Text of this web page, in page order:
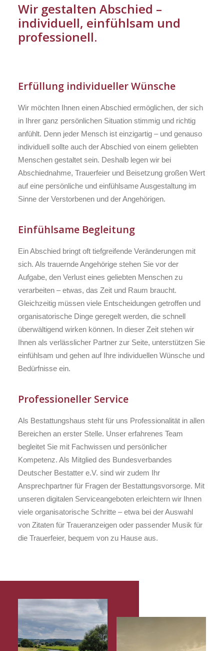
Wir gestalten Abschied –
individuell, einfühlsam und
professionell.
Erfüllung individueller Wünsche
Wir möchten Ihnen einen Abschied ermöglichen, der sich
in Ihrer ganz persönlichen Situation stimmig und richtig
anfühlt. Denn jeder Mensch ist einzigartig – und genauso
individuell sollte auch der Abschied von einem geliebten
Menschen gestaltet sein. Deshalb legen wir bei
Abschiednahme, Trauerfeier und Beisetzung großen Wert
auf eine persönliche und einfühlsame Ausgestaltung im
Sinne der Verstorbenen und der Angehörigen.
Einfühlsame Begleitung
Ein Abschied bringt oft tiefgreifende Veränderungen mit
sich. Als trauernde Angehörige stehen Sie vor der
Aufgabe, den Verlust eines geliebten Menschen zu
verarbeiten – etwas, das Zeit und Raum braucht.
Gleichzeitig müssen viele Entscheidungen getroffen und
organisatorische Dinge geregelt werden, die schnell
überwältigend wirken können. In dieser Zeit stehen wir
Ihnen als verlässlicher Partner zur Seite, unterstützen Sie
einfühlsam und gehen auf Ihre individuellen Wünsche und
Bedürfnisse ein.
Professioneller Service
Als Bestattungshaus steht für uns Professionalität in allen
Bereichen an erster Stelle. Unser erfahrenes Team
begleitet Sie mit Fachwissen und persönlicher
Kompetenz. Als Mitglied des Bundesverbandes
Deutscher Bestatter e.V. sind wir zudem Ihr
Ansprechpartner für Fragen der Bestattungsvorsorge. Mit
unseren digitalen Serviceangeboten erleichtern wir Ihnen
viele organisatorische Schritte – etwa bei der Auswahl
von Zitaten für Traueranzeigen oder passender Musik für
die Trauerfeier, bequem von zu Hause aus.